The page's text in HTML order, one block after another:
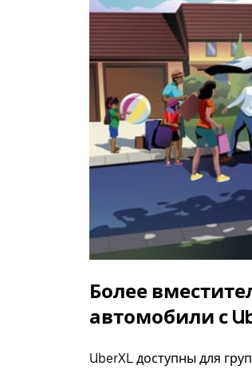
Более
автомобили с
UberXL доступны для